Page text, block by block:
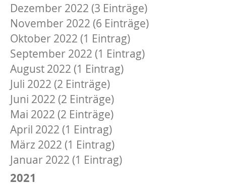
Dezember 2022 (3 Einträge)
November 2022 (6 Einträge)
Oktober 2022 (1 Eintrag)
September 2022 (1 Eintrag)
August 2022 (1 Eintrag)
Juli 2022 (2 Einträge)
Juni 2022 (2 Einträge)
Mai 2022 (2 Einträge)
April 2022 (1 Eintrag)
März 2022 (1 Eintrag)
Januar 2022 (1 Eintrag)
2021